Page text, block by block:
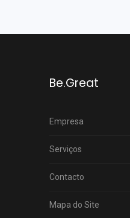
Be.Great
Empresa
Serviços
Contacto
Mapa do Site